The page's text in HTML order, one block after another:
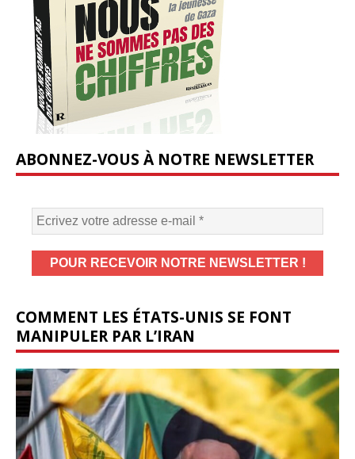
ABONNEZ-VOUS À NOTRE NEWSLETTER
COMMENT LES ÉTATS-UNIS SE FONT
MANIPULER PAR L’IRAN